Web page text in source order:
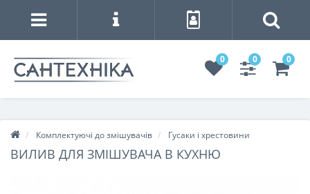
0 0 0
Комплектуючі до змішувачів Гусаки і хрестовини
ВИЛИВ ДЛЯ ЗМІШУВАЧА В КУХНЮ